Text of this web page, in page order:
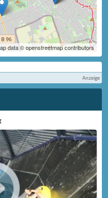
data © openstreetmap contributors
Anzeige